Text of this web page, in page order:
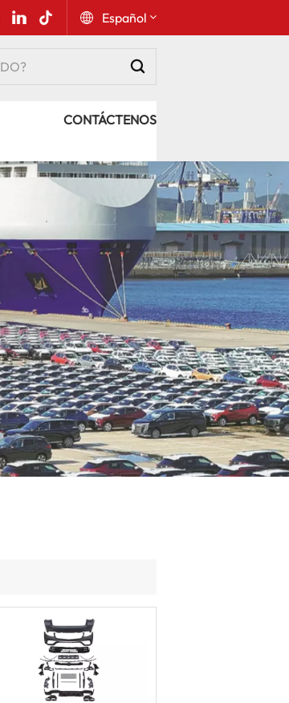
Español
Русский
Español
Português
عربي
kiswahili
CONTÁCTENOS